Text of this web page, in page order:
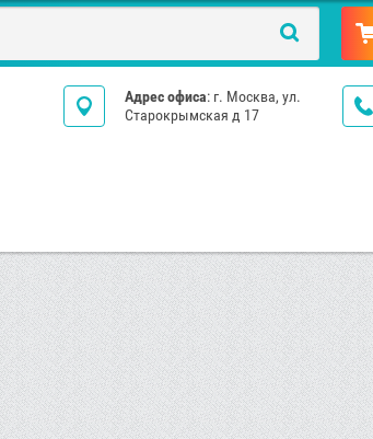
Адрес офиса: г. Москва, ул.
Старокрымская д 17